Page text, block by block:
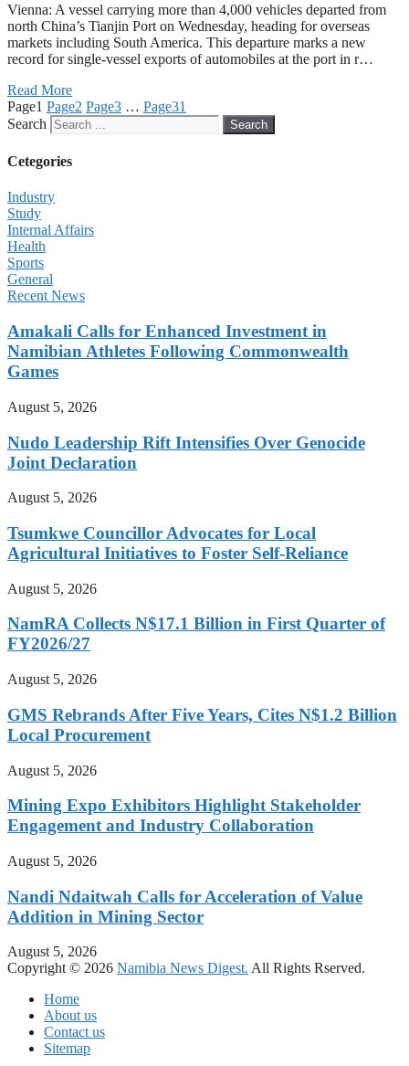
Vienna: A vessel carrying more than 4,000 vehicles departed from
north China’s Tianjin Port on Wednesday, heading for overseas
markets including South America. This departure marks a new
record for single-vessel exports of automobiles at the port in r…
Read More
Page1 Page2 Page3 … Page31
Search
Search
Cetegories
Industry
Study
Internal Affairs
Health
Sports
General
Recent News
Amakali Calls for Enhanced Investment in
Namibian Athletes Following Commonwealth
Games
August 5, 2026
Nudo Leadership Rift Intensifies Over Genocide
Joint Declaration
August 5, 2026
Tsumkwe Councillor Advocates for Local
Agricultural Initiatives to Foster Self-Reliance
August 5, 2026
NamRA Collects N$17.1 Billion in First Quarter of
FY2026/27
August 5, 2026
GMS Rebrands After Five Years, Cites N$1.2 Billion
Local Procurement
August 5, 2026
Mining Expo Exhibitors Highlight Stakeholder
Engagement and Industry Collaboration
August 5, 2026
Nandi Ndaitwah Calls for Acceleration of Value
Addition in Mining Sector
August 5, 2026
Copyright © 2026 Namibia News Digest. All Rights Rserved.
Home
About us
Contact us
Sitemap